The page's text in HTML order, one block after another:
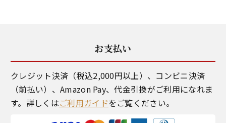
お支払い
クレジット決済（税込2,000円以上）、コンビニ決済
（前払い）、Amazon Pay、代金引換がご利用になれま
す。詳しくはご利用ガイドをご覧ください。